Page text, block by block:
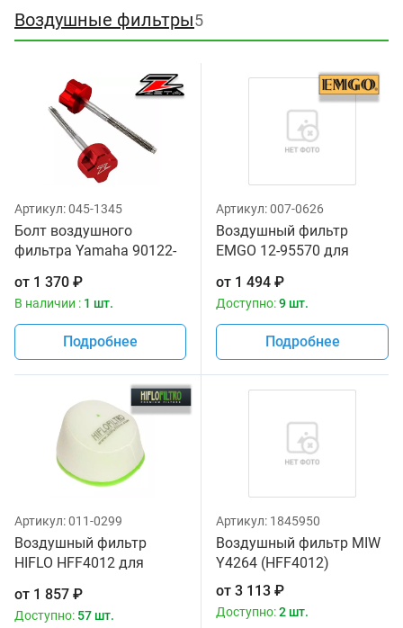
Воздушные фильтры5
Артикул:045-1345
Болт воздушного
фильтра Yamaha 90122-
92153-0623,92154-1731,
Suzuki 13831-37F20
от 1 370 ₽
В наличии : 1 шт.
Подробнее
Артикул:007-0626
Воздушный фильтр
EMGO 12-95570 для
250 '01-02, YZ 125 '01-16
от 1 494 ₽
Доступно:9 шт.
Подробнее
Артикул:011-0299
Воздушный фильтр
HIFLO HFF4012 для
250 '01-02, YZ 125 '01-16
от 1 857 ₽
Доступно: 57 шт.
Артикул: 1845950
Воздушный фильтр MIW
Y4264 (HFF4012)
от 3 113 ₽
Доступно:2 шт.